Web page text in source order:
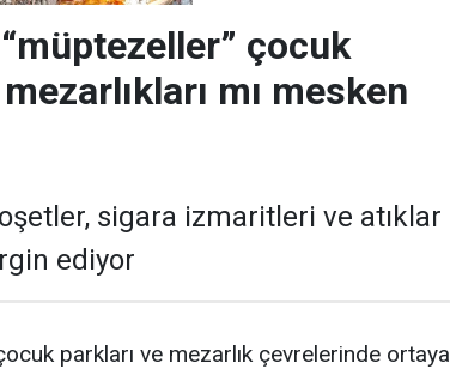
çocuk
mı mesken
sigara izmaritleri ve atıklar
ediyor
parkları ve mezarlık çevrelerinde ortaya